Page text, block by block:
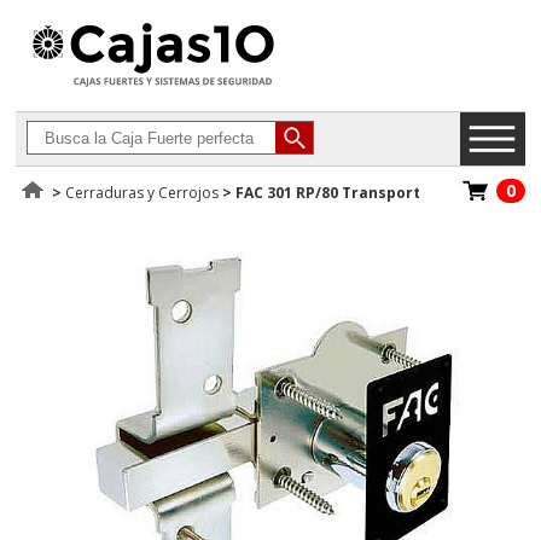
> Cerraduras y Cerrojos > FAC 301 RP/80 Transport 0